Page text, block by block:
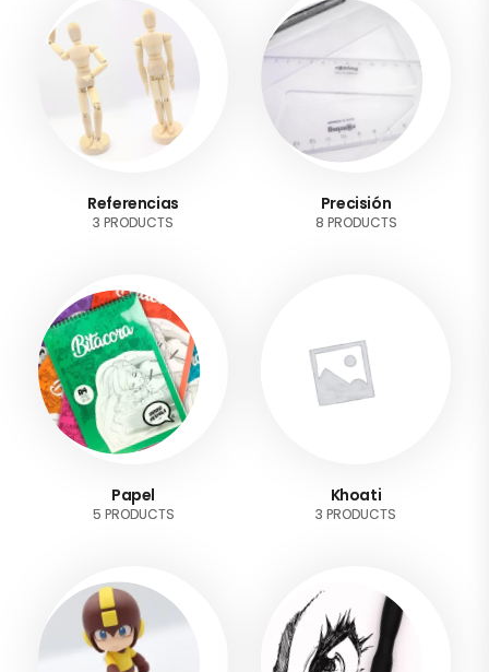
Referencias
3 PRODUCTS
Precisión
8 PRODUCTS
Papel
5 PRODUCTS
Khoati
3 PRODUCTS